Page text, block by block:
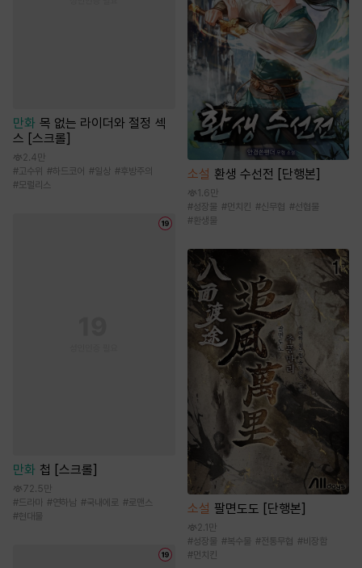
만화 목 없는 라이더와 절정 섹
스 [스크롤]
2.4만
#고수위 #하드코어 #일상 #후방주의
#모럴리스
만화 첩 [스크롤]
72.5만
#드라마 #연하남 #국내에로 #로맨스
#현대물
소설 환생 수선전 [단행본]
1.6만
#성장물 #먼치킨 #신무협 #선협물
#환생물
소설 팔면도도 [단행본]
2.1만
#성장물 #복수물 #전통무협 #비장함
#먼치킨